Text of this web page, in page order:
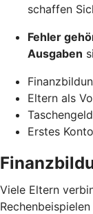
schaffen
Fehler
Ausgaben
Eltern als
Taschengeld
Erstes Konto
Viele Eltern